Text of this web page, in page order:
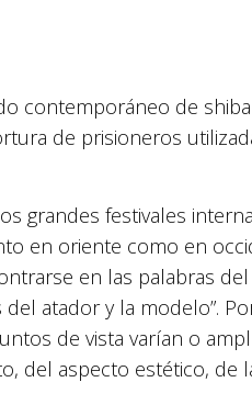
contemporáneo de
de prisioneros
grandes festivales
en oriente como en
en las palabras
atador y la modelo”.
de vista varían o
del aspecto estético, de